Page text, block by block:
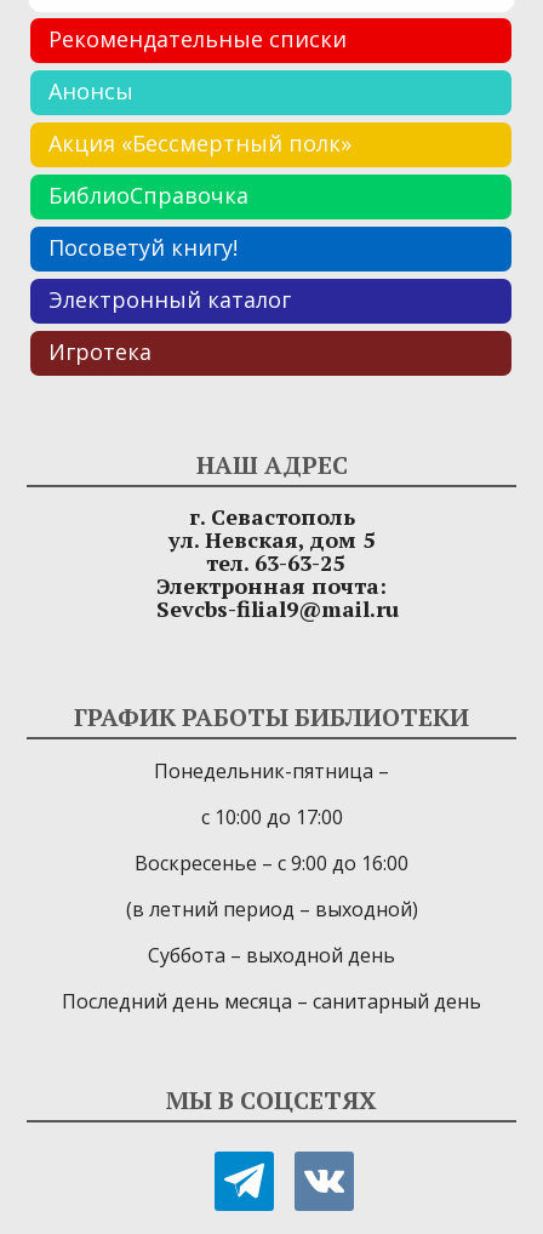
Рекомендательные списки
Анонсы
Акция «Бессмертный полк»
БиблиоСправочка
Посоветуй книгу!
Электронный каталог
Игротека
НАШ АДРЕС
г. Севастополь
ул. Невская, дом 5
тел. 63-63-25
Электронная почта:
Sevcbs-filial9@mail.ru
ГРАФИК РАБОТЫ БИБЛИОТЕКИ
Понедельник-пятница –
с 10:00 до 17:00
Воскресенье – с 9:00 до 16:00
(в летний период – выходной)
Суббота – выходной день
Последний день месяца – санитарный день
МЫ В СОЦСЕТЯХ
telegramvkontakte